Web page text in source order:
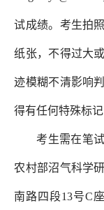
试成绩。考生拍
纸张，不得过大
迹模糊不清影响
得有任何特殊标
考生需在笔
农村部沼气科学
南路四段13号C